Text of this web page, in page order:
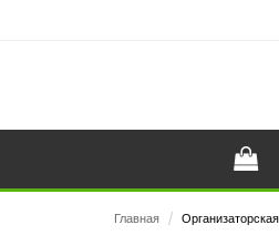
Главная / Организаторская